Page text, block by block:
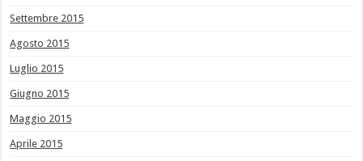
Settembre 2015
Agosto 2015
Luglio 2015
Giugno 2015
Maggio 2015
Aprile 2015